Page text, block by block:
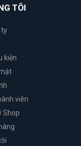
TÔI
ty
kiện
viên
Shop